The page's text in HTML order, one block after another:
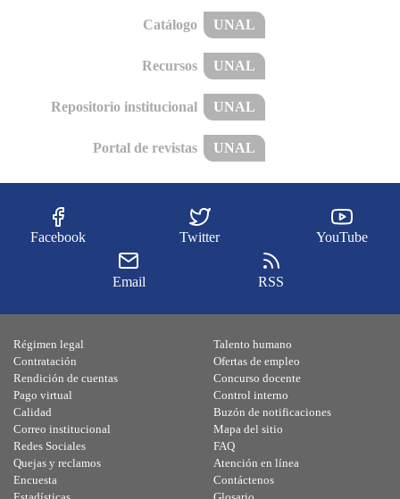
Catálogo UNAL
Recursos UNAL
Repositorio institucional UNAL
Portal de revistas UNAL
Facebook Twitter YouTube
Email RSS
Régimen legal
Contratación
Rendición de cuentas
Pago virtual
Calidad
Talento humano
Ofertas de empleo
Concurso docente
Control interno
Buzón de notificaciones
Correo institucional
Redes Sociales
Quejas y reclamos
Encuesta
Mapa del sitio
FAQ
Atención en línea
Contáctenos